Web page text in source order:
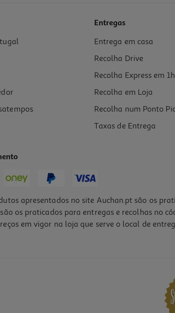
Branco 1 Usbc 65w
Entregas
Entrega em casa
Recolha Drive
Recolha Express em 1h
Recolha em Loja
Recolha num Ponto
Taxas de Entrega
apresentados no site Auchan.pt são os
os praticados para entregas e recolhas no
em vigor na loja que serve o local de